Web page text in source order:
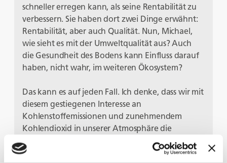
schneller erregen kann, als seine Rentabilität zu
verbessern. Sie haben dort zwei Dinge erwähnt:
Rentabilität, aber auch Qualität. Nun, Michael,
wie sieht es mit der Umweltqualität aus? Auch
die Gesundheit des Bodens kann Einfluss darauf
haben, nicht wahr, im weiteren Ökosystem?
Das kann es auf jeden Fall. Ich denke, dass wir mit
diesem gestiegenen Interesse an
Kohlenstoffemissionen und zunehmendem
Kohlendioxid in unserer Atmosphäre die
Möglichkeiten übersehen, die sich aus der
Sequestrierung unseres Bodens ergeben. Ein